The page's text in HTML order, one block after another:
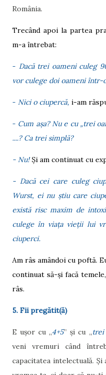
România.
Trecând apoi la partea
m-a întrebat:
- Dacă trei oameni culeg
vor culege doi oameni într-
- Nici o ciupercă, i-am
- Cum așa? Nu e cu „trei
....? Ca trei simplă?
- Nu! Și am continuat cu
- Dacă cei care culeg
Wurst, ei nu știu care
există risc maxim de
culege în viața vieții lui
ciuperci.
Am râs amândoi cu poftă.
continuat să-și facă
râs.
5. Fii pregătit(ă)
E ușor cu „4+5” și cu „trei
veni vremuri când
capacitatea intelectuală.